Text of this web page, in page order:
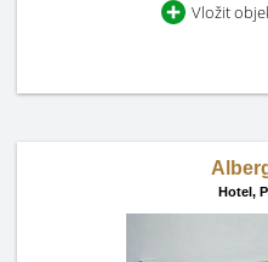
Vložit
Hotel,